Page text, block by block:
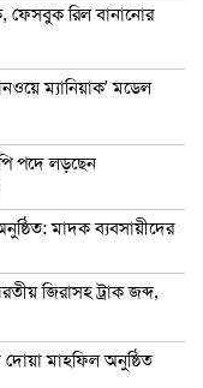
ফেসবুক রিল বানানোর
ম্যানিয়াক’ মডেল
পদে লড়ছেন
মাদক ব্যবসায়ীদের
জিরাসহ ট্রাক জব্দ,
দোয়া মাহফিল অনুষ্ঠিত